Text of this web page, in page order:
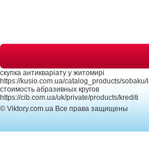
скупка антикваріату у житомирі
https://kusio.com.ua/catalog_products/
стоимость абразивных кругов
https://cib.com.ua/uk/private/products/krediti
© Viktory.com.ua Все права защищены